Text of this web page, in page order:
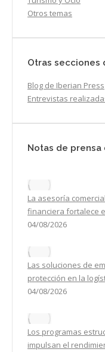
Otros temas
Otras secciones
Blog de Iberian Press
Entrevistas
Notas de prensa
La asesoría
financiera fortalece
04/08/2026
Las soluciones de
protección en la
04/08/2026
Los programas
impulsan el